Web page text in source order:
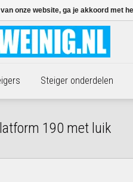
Steiger onderdelen
190 met luik
onze website, ga je akkoord met